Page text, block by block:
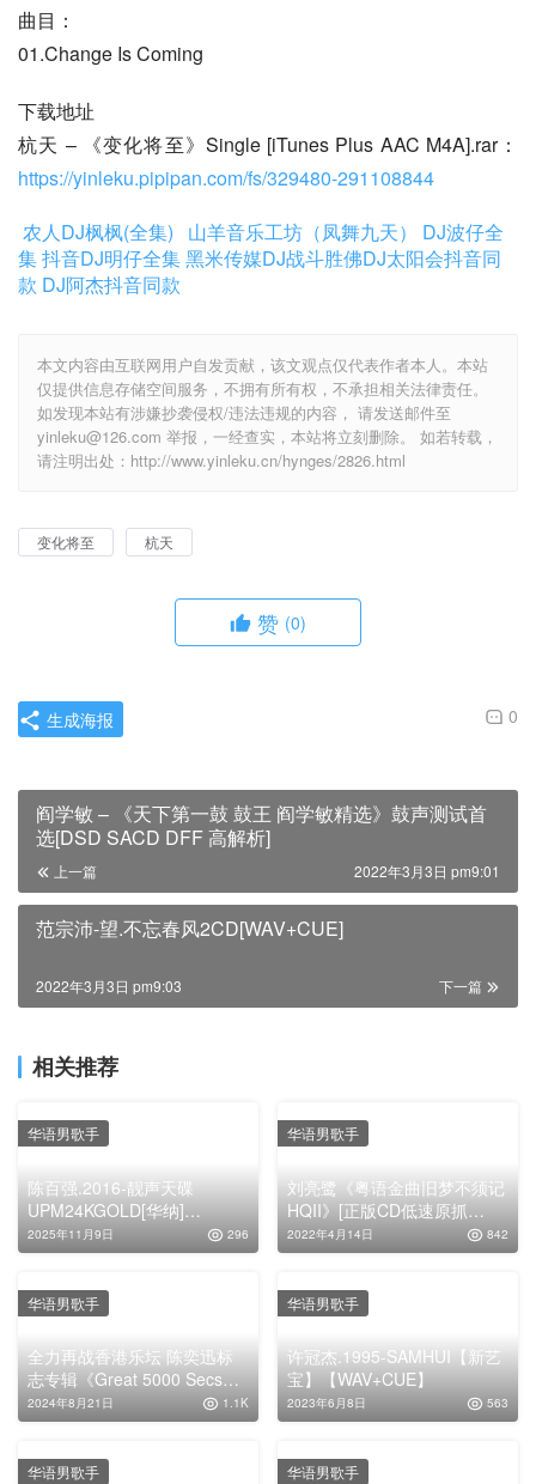
曲目：
01.Change Is Coming
下载地址
杭天 – 《变化将至》Single [iTunes Plus AAC M4A].rar：
https://yinleku.pipipan.com/fs/329480-291108844
农人DJ枫枫(全集)
山羊音乐工坊（凤舞九天）
DJ波仔全
集抖音DJ明仔全集黑米传媒DJ战斗胜佛DJ太阳会抖音同
款 DJ阿杰抖音同款
本文内容由互联网用户自发贡献，该文观点仅代表作者本人。本站
仅提供信息存储空间服务，不拥有所有权，不承担相关法律责任。
如发现本站有涉嫌抄袭侵权/违法违规的内容， 请发送邮件至
yinleku@126.com 举报，一经查实，本站将立刻删除。 如若转载，
请注明出处：http://www.yinleku.cn/hynges/2826.html
变化将至 杭天
赞 (0)
0
生成海报
阎学敏 – 《天下第一鼓 鼓王 阎学敏精选》鼓声测试首
选[DSD SACD DFF 高解析]
上一篇 2022年3月3日 pm9:01
范宗沛-望.不忘春风2CD[WAV+CUE]
下一篇
2022年3月3日 pm9:03
相关推荐
陈百强.2016-靓声天碟
UPM24KGOLD[华纳]
[WAV+CUE]
2025年11月9日 296
华语男歌手
刘亮鹭《粤语金曲旧梦不须记
HQII》[正版CD低速原抓
WAV+CUE]
2022年4月14日 842
华语男歌手
全力再战香港乐坛 陈奕迅标
志专辑《Great 5000 Secs》
无损音乐下载
2024年8月21日 1.1K
华语男歌手
许冠杰.1995-SAMHUI【新艺
宝】【WAV+CUE】
2023年6月8日 563
华语男歌手
华语男歌手 华语男歌手